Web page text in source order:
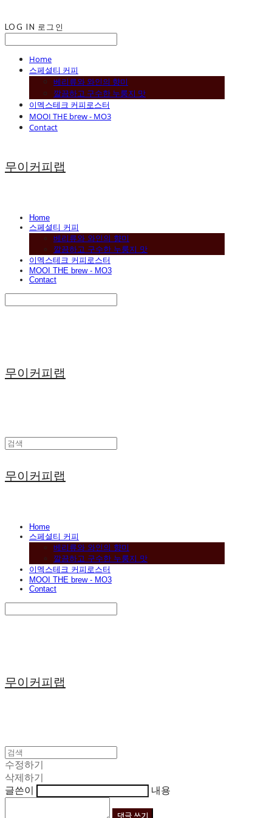
LOG IN 로그인
Home
스페셜티 커피
베리류와 와인의 향미
깔끔하고 구수한 누룽지 맛
이멕스테크 커피로스터
MOOI THE brew - MO3
Contact
무이커피랩
Home
스페셜티 커피
베리류와 와인의 향미
깔끔하고 구수한 누룽지 맛
이멕스테크 커피로스터
MOOI THE brew - MO3
Contact
무이커피랩
무이커피랩
Home
스페셜티 커피
베리류와 와인의 향미
깔끔하고 구수한 누룽지 맛
이멕스테크 커피로스터
MOOI THE brew - MO3
Contact
무이커피랩
수정하기
삭제하기
글쓴이
내용